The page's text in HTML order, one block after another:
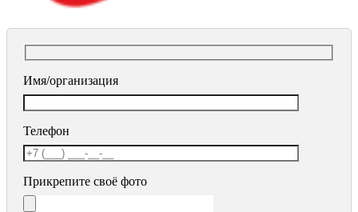
Имя/организация
Телефон
Прикрепите своё фото